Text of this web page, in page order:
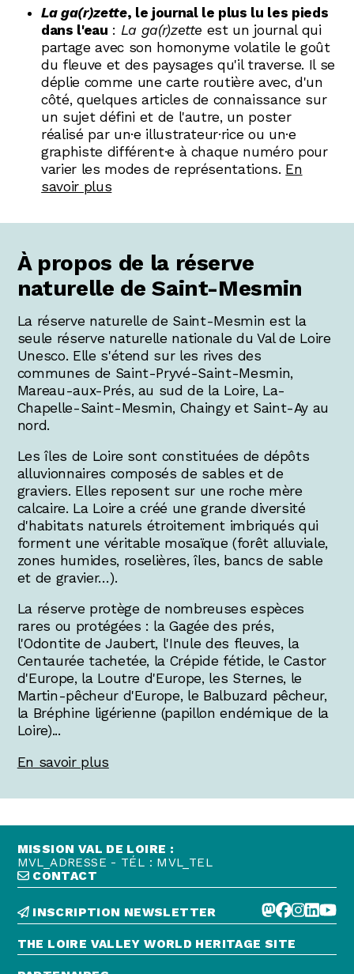
La ga(r)zette, le journal le plus lu les pieds
dans l'eau : La ga(r)zette est un journal qui
partage avec son homonyme volatile le goût
du fleuve et des paysages qu'il traverse. Il se
déplie comme une carte routière avec, d'un
côté, quelques articles de connaissance sur
un sujet défini et de l'autre, un poster
réalisé par un·e illustrateur·rice ou un·e
graphiste différent·e à chaque numéro pour
varier les modes de représentations. En
savoir plus
À propos de la réserve
naturelle de Saint-Mesmin
La réserve naturelle de Saint-Mesmin est la
seule réserve naturelle nationale du Val de Loire
Unesco. Elle s'étend sur les rives des
communes de Saint-Pryvé-Saint-Mesmin,
Mareau-aux-Prés, au sud de la Loire, La-
Chapelle-Saint-Mesmin, Chaingy et Saint-Ay au
nord.
Les îles de Loire sont constituées de dépôts
alluvionnaires composés de sables et de
graviers. Elles reposent sur une roche mère
calcaire. La Loire a créé une grande diversité
d'habitats naturels étroitement imbriqués qui
forment une véritable mosaïque (forêt alluviale,
zones humides, roselières, îles, bancs de sable
et de gravier…).
La réserve protège de nombreuses espèces
rares ou protégées : la Gagée des prés,
l'Odontite de Jaubert, l'Inule des fleuves, la
Centaurée tachetée, la Crépide fétide, le Castor
d'Europe, la Loutre d'Europe, les Sternes, le
Martin-pêcheur d'Europe, le Balbuzard pêcheur,
la Bréphine ligérienne (papillon endémique de la
Loire)...
En savoir plus
MISSION VAL DE LOIRE :
MVL_ADRESSE - TÉL : MVL_TEL
CONTACT
INSCRIPTION NEWSLETTER
THE LOIRE VALLEY WORLD HERITAGE SITE